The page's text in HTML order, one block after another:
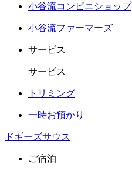
小谷流コンビニショップ
小谷流ファーマーズ
サービス
サービス
トリミング
一時お預かり
ドギーズサウス
ご宿泊